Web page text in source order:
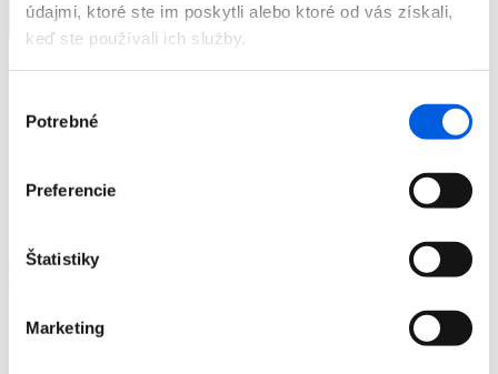
údajmi, ktoré ste im poskytli alebo ktoré od vás získali,
keď ste používali ich služby.
súhlasu
Potrebné
Preferencie
Štatistiky
Marketing
Značky
Dámska móda
Pánska móda
Predajne
Detail produktu
Domov